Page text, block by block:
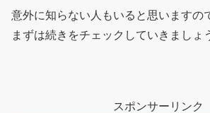
意外に知らない人もいると思いますの
まずは続きをチェックしていきましょ
スポンサーリンク